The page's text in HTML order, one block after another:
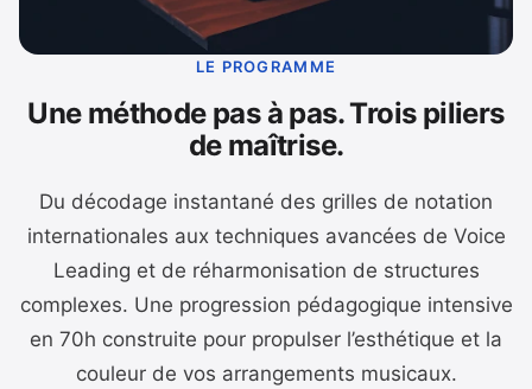
LE PROGRAMME
Une méthode pas à pas. Trois piliers
de maîtrise.
Du décodage instantané des grilles de notation
internationales aux techniques avancées de Voice
Leading et de réharmonisation de structures
complexes. Une progression pédagogique intensive
en 70h construite pour propulser l’esthétique et la
couleur de vos arrangements musicaux.